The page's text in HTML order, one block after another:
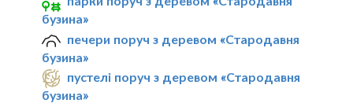
бузина»
печери поруч з деревом «Стародавня
бузина»
пустелі поруч з деревом «Стародавня
бузина»